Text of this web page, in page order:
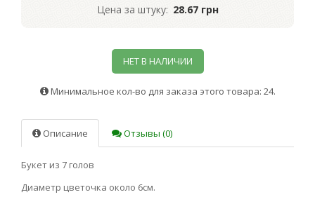
Цена за штуку: 28.67 грн
НЕТ В НАЛИЧИИ
Минимальное кол-во для заказа этого товара: 24.
Описание Отзывы (0)
Букет из 7 голов
Диаметр цветочка около 6см.